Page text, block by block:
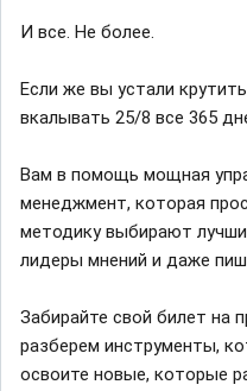
И все. Не более.
Если же вы устали
вкалывать 25/8 все 365
Вам в помощь мощная
менеджмент, которая
методику выбирают
лидеры мнений и даже
Забирайте свой билет на
разберем инструменты,
освоите новые, которые